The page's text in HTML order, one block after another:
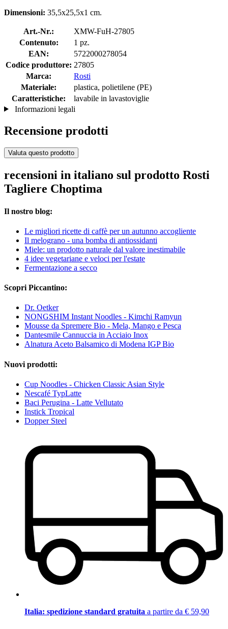
Dimensioni: 35,5x25,5x1 cm.
Art.-Nr.:
XMW-FuH-27805
Contenuto:
1 pz.
EAN:
5722000278054
Codice produttore: 27805
Marca:
Rosti
Materiale:
plastica, polietilene (PE)
Caratteristiche:
lavabile in lavastoviglie
Informazioni legali
Recensione prodotti
Valuta questo prodotto
recensioni in italiano sul prodotto Rosti
Tagliere Choptima
Il nostro blog:
Le migliori ricette di caffè per un autunno accogliente
Il melograno - una bomba di antiossidanti
Miele: un prodotto naturale dal valore inestimabile
4 idee vegetariane e veloci per l'estate
Fermentazione a secco
Scopri Piccantino:
Dr. Oetker
NONGSHIM Instant Noodles - Kimchi Ramyun
Mousse da Spremere Bio - Mela, Mango e Pesca
Dantesmile Cannuccia in Acciaio Inox
Alnatura Aceto Balsamico di Modena IGP Bio
Nuovi prodotti:
Cup Noodles - Chicken Classic Asian Style
Nescafé TypLatte
Baci Perugina - Latte Vellutato
Instick Tropical
Dopper Steel
Italia: spedizione standard gratuita a partire da € 59,90